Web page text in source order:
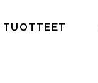
TUOTTEET